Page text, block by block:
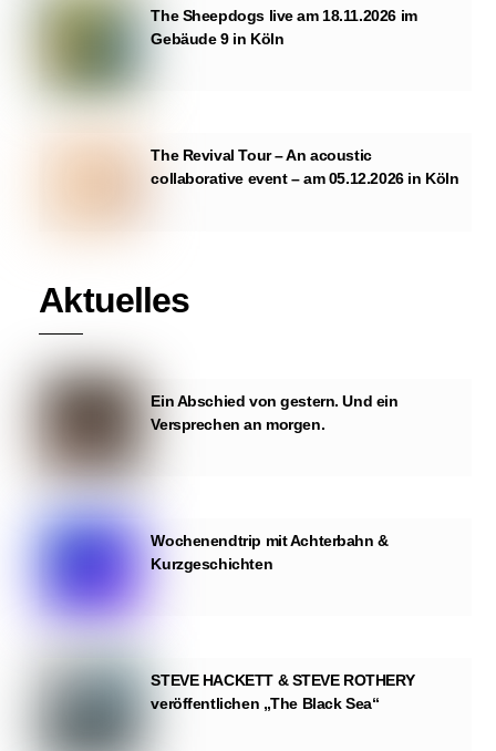
The Sheepdogs live am 18.11.2026 im
Gebäude 9 in Köln
The Revival Tour – An acoustic
collaborative event – am 05.12.2026 in Köln
Aktuelles
Ein Abschied von gestern. Und ein
Versprechen an morgen.
Wochenendtrip mit Achterbahn &
Kurzgeschichten
STEVE HACKETT & STEVE ROTHERY
veröffentlichen „The Black Sea“